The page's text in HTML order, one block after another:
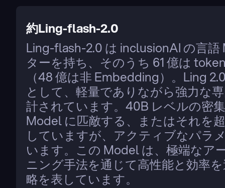
約Ling-flash-2.0
Ling-flash-2.0 は inclusionAI の言
ターを持ち、そのうち 61 億は
（48 億は非 Embedding）。Ling
として、軽量でありながら強力な
計されています。40B レベルの密
Model に匹敵する、またはそれを
していますが、アクティブなパラ
います。この Model は、極端なア
ニング手法を通じて高性能と効率
略を表しています。